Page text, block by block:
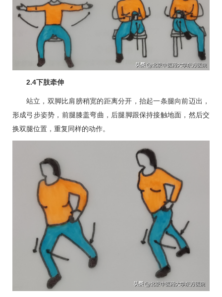
2.4下肢牵伸
站立，双脚比肩膀稍宽的距离分开，抬起一条腿向前迈出，
形成弓步姿势，前腿膝盖弯曲，后腿脚跟保持接触地面，然后交
换双腿位置，重复同样的动作。